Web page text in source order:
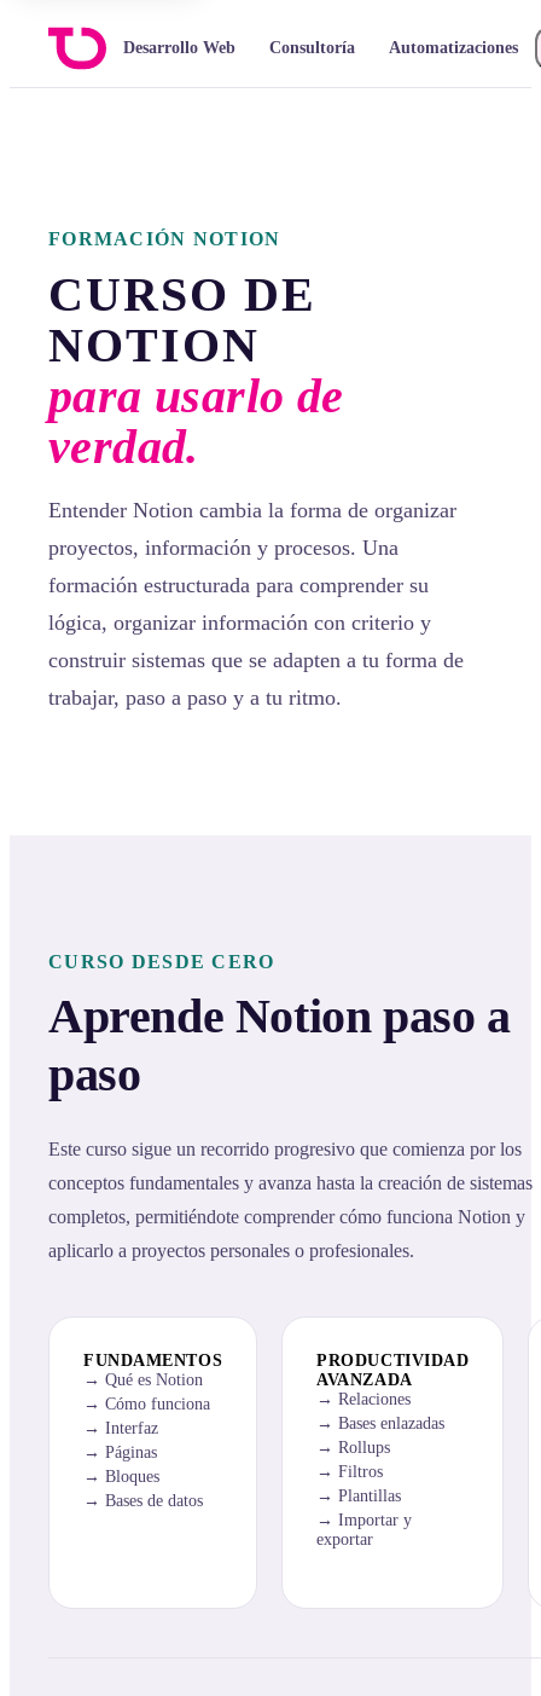
Desarrollo Web Consultoría Automatizaciones
FORMACIÓN NOTION
CURSO DE
NOTION
para usarlo de
verdad.
Entender Notion cambia la forma de organizar
proyectos, información y procesos. Una
formación estructurada para comprender su
lógica, organizar información con criterio y
construir sistemas que se adapten a tu forma de
trabajar, paso a paso y a tu ritmo.
CURSO DESDE CERO
Aprende Notion paso a
paso
Este curso sigue un recorrido progresivo que comienza por los
conceptos fundamentales y avanza hasta la creación de sistemas
completos, permitiéndote comprender cómo funciona Notion y
aplicarlo a proyectos personales o profesionales.
FUNDAMENTOS
Qué es Notion
Cómo funciona
Interfaz
Páginas
Bloques
Bases de datos
PRODUCTIVIDAD
AVANZADA
Relaciones
Bases enlazadas
Rollups
Filtros
Plantillas
Importar y
exportar